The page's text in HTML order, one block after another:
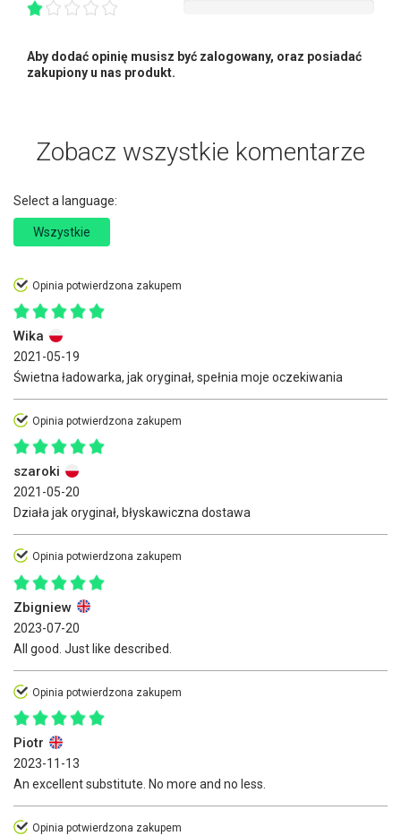
Aby dodać opinię musisz być zalogowany, oraz posiadać
zakupiony u nas produkt.
Zobacz wszystkie komentarze
Select a language:
Wszystkie
Opinia potwierdzona zakupem
Wika
2021-05-19
Świetna ładowarka, jak oryginał, spełnia moje oczekiwania
Opinia potwierdzona zakupem
szaroki
2021-05-20
Działa jak oryginał, błyskawiczna dostawa
Opinia potwierdzona zakupem
Zbigniew
2023-07-20
All good. Just like described.
Opinia potwierdzona zakupem
Piotr
2023-11-13
An excellent substitute. No more and no less.
Opinia potwierdzona zakupem